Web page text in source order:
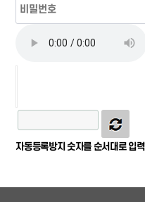
자동등록방지 숫자를 순서대로 입